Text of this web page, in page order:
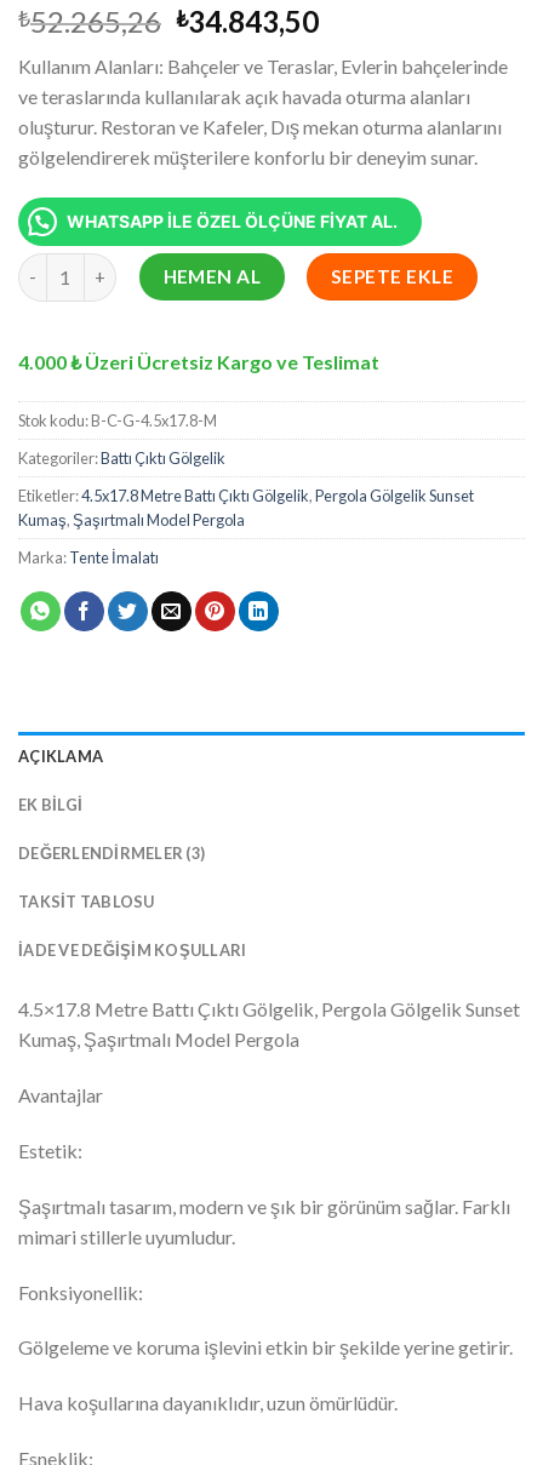
puanına
dayanarak
5 üzerinden
5.00puan
aldı
₺52.265,26 Orijinal
₺52.265,26.
₺34.843,50Şu
fiyat:
₺34.843,50.
Kullanım Alanları: Bahçeler ve Teraslar, Evlerin bahçelerinde
ve teraslarında kullanılarak açık havada oturma alanları
oluşturur. Restoran ve Kafeler, Dış mekan oturma alanlarını
gölgelendirerek müşterilere konforlu bir deneyim sunar.
WHATSAPP İLE ÖZEL ÖLÇÜNE FİYAT AL.
4.5x17.8 Metre Battı Çıktı Gölgelik, Pergola Gölgelik Sunset
HEMEN AL SEPETE EKLE
4.000 ₺ Üzeri Ücretsiz Kargo ve Teslimat
Stok kodu:B-C-G-4.5x17.8-M
Kategoriler:Battı Çıktı Gölgelik
Etiketler:4.5x17.8 Metre Battı Çıktı Gölgelik,Pergola Gölgelik Sunset
Kumaş,Şaşırtmalı Model Pergola
Marka:Tente İmalatı
AÇIKLAMA
EK BILGI
DEĞERLENDIRMELER (3)
TAKSIT TABLOSU
İADE VE DEĞIŞIM KOŞULLARI
4.5×17.8 Metre Battı Çıktı Gölgelik, Pergola Gölgelik Sunset
Kumaş, Şaşırtmalı Model Pergola
Avantajlar
Estetik:
Şaşırtmalı tasarım, modern ve şık bir görünüm sağlar. Farklı
mimari stillerle uyumludur.
Fonksiyonellik:
Gölgeleme ve koruma işlevini etkin bir şekilde yerine getirir.
Hava koşullarına dayanıklıdır, uzun ömürlüdür.
Esneklik: